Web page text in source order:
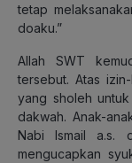
tetap
doaku.”
Allah SWT
tersebut. Atas
yang sholeh
dakwah. Anak-
Nabi Ismail a.s.
mengucapkan